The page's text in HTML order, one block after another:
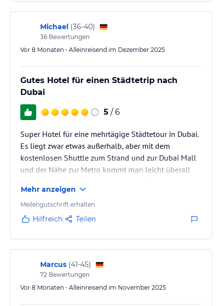
Recharge at our rooftop spa, soak in views of the Dubai skyline by
hour gym. Business travelers can also take advantage of our 24-
hour business center.
Sonstige Einrichtungen und Services
accommodating up to 300 guests, our hotel is an ideal venue for
meetings, conferences, and special events in Dubai.
Hoteliers-/Veranstalter-/Kataloginformationen. Alle Angaben
ohne Gewähr und ohne Prüfung durch HolidayCheck. Bitte
lies vor der Buchung die verbindlichen Angebotsdetailsdes
Michael (36-40)
36 Bewertungen
Vor 8 Monaten • Alleinreisend im Dezember 2025
Gutes Hotel für einen Städtetrip nach
Dubai
5 / 6
Super Hotel für eine mehrtägige Städtetour in Dubai.
Es liegt zwar etwas außerhalb, aber mit dem
kostenlosen Shuttle zum Strand und zur Dubai Mall
und der Nähe zur Metro kommt man leicht überall
UG top!
Mehr anzeigen
Meilengutschrift erhalten
Hilfreich Teilen
Marcus (41-45)
72 Bewertungen
Vor 8 Monaten • Alleinreisend im November 2025